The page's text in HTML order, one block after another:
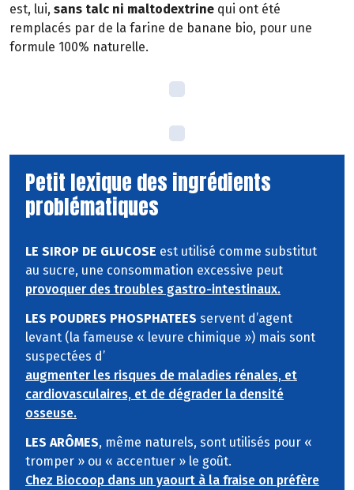
est, lui, sans talc ni maltodextrine qui ont été
remplacés par de la farine de banane bio, pour une
formule 100% naturelle.
Petit lexique des ingrédients
problématiques
LE SIROP DE GLUCOSE est utilisé comme substitut
au sucre, une consommation excessive peut
provoquer des troubles gastro-intestinaux.
LES POUDRES PHOSPHATEES servent d’agent
levant (la fameuse « levure chimique ») mais sont
suspectées d’
augmenter les risques de maladies rénales, et
cardiovasculaires, et de dégrader la densité
osseuse.
LES ARÔMES, même naturels, sont utilisés pour «
tromper » ou « accentuer » le goût.
Chez Biocoop dans un yaourt à la fraise on préfère